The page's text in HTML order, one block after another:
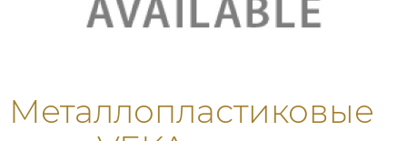
Металлопластиковые